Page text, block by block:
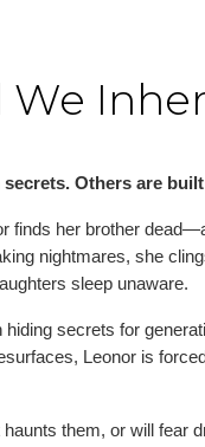
We
Others are
finds her brother
nightmares, she
sleep unaware.
secrets for
Leonor is
them, or will fear